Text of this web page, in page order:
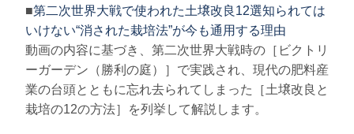
■第二次世界大戦で使われた土壌改良12選知られては
いけない“消された栽培法”が今も通用する理由
動画の内容に基づき、第二次世界大戦時の［ビクトリ
ーガーデン（勝利の庭）］で実践され、現代の肥料産
業の台頭とともに忘れ去られてしまった［土壌改良と
栽培の12の方法］を列挙して解説します。